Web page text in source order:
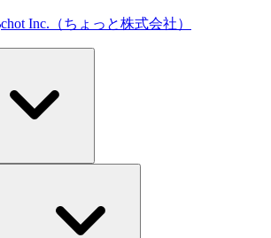
chot Inc.（ちょっと株式会社）